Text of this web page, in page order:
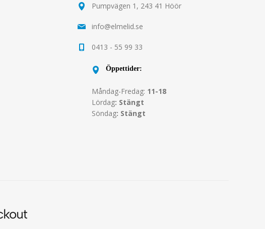
Pumpvägen 1, 243 41 Höör
info@elmelid.se
0413 - 55 99 33
Öppettider:
Måndag-Fredag: 11-18
Lördag: Stängt
Söndag: Stängt